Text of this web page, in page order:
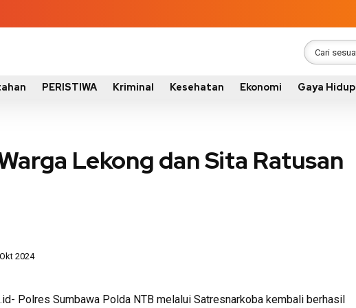
PERISTIWA Kriminal Kesehatan Ekonomi Gaya Hidup
Lekong dan Sita Ratusan
2024
Polres Sumbawa Polda NTB melalui Satresnarkoba kembali berhasil